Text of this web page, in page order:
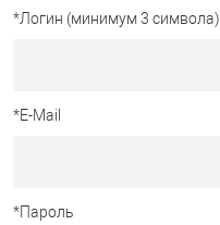
*Логин (минимум 3 символа)
*E-Mail
*Пароль